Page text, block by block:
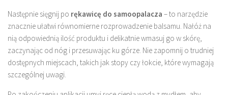
Następnie sięgnij po rękawicę do samoopalacza – to narzędzie
znacznie ułatwi równomierne rozprowadzenie balsamu. Nałóż na
nią odpowiednią ilość produktu i delikatnie wmasuj go w skórę,
zaczynając od nóg i przesuwając ku górze. Nie zapomnij o trudniej
dostępnych miejscach, takich jak stopy czy łokcie, które wymagają
szczególnej uwagi.